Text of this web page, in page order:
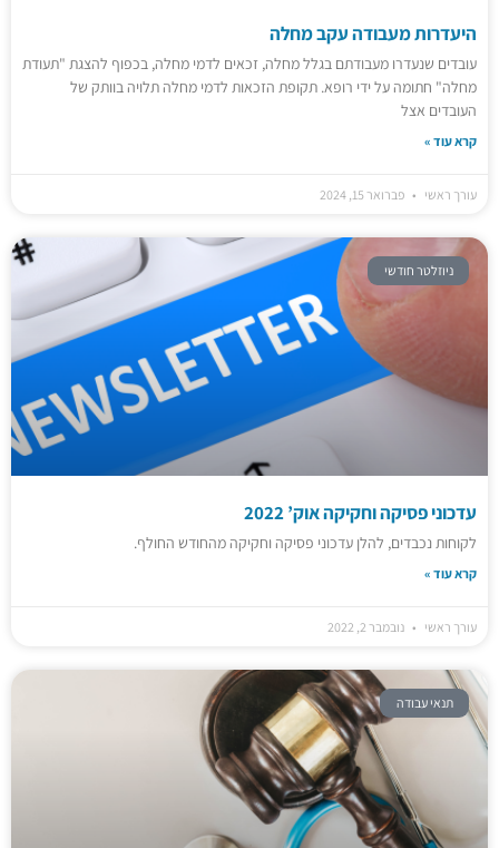
היעדרות מעבודה עקב מחלה
עובדים שנעדרו מעבודתם בגלל מחלה, זכאים לדמי מחלה, בכפוף להצגת "תעודת
מחלה" חתומה על ידי רופא. תקופת הזכאות לדמי מחלה תלויה בוותק של
העובדים אצל
קרא עוד »
עורך ראשי פברואר 15, 2024
ניוזלטר חודשי
עדכוני פסיקה וחקיקה אוק’ 2022
לקוחות נכבדים, להלן עדכוני פסיקה וחקיקה מהחודש החולף.
קרא עוד »
עורך ראשי נובמבר 2, 2022
תנאי עבודה